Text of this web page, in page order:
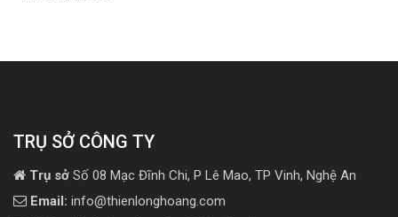
TRỤ SỞ CÔNG TY
Trụ sở Số 08 Mạc Đĩnh Chi, P Lê Mao, TP Vinh, Nghệ An
Email: info@thienlonghoang.com